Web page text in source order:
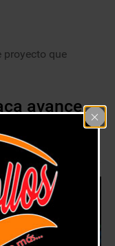
proyecto que
avance
grises